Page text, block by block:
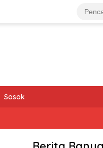
Sosok